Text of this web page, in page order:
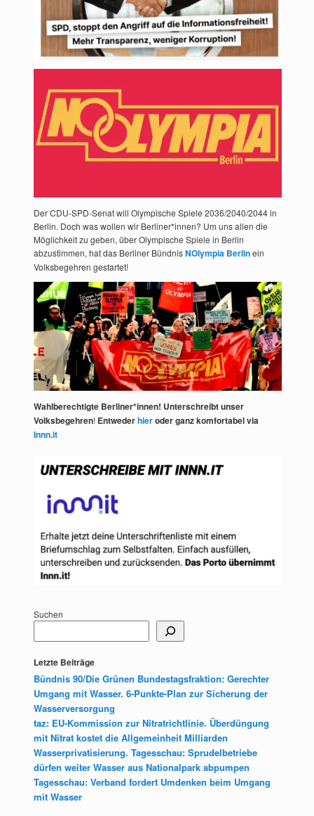
Der CDU-SPD-Senat will Olympische Spiele 2036/2040/2044 in
Berlin. Doch was wollen wir Berliner*innen? Um uns allen die
Möglichkeit zu geben, über Olympische Spiele in Berlin
abzustimmen, hat das Berliner BündnisNOlympia Berlinein
Volksbegehren gestartet!
Wahlberechtigte Berliner*innen! Unterschreibt unser
Volksbegehren! Entwederhieroder ganz komfortabel via
Innn.it
Suchen
Letzte Beiträge
Bündnis 90/Die Grünen Bundestagsfraktion: Gerechter
Umgang mit Wasser. 6-Punkte-Plan zur Sicherung der
Wasserversorgung
taz: EU-Kommission zur Nitratrichtlinie. Überdüngung
mit Nitrat kostet die Allgemeinheit Milliarden
Wasserprivatisierung. Tagesschau: Sprudelbetriebe
dürfen weiter Wasser aus Nationalpark abpumpen
Tagesschau: Verband fordert Umdenken beim Umgang
mit Wasser